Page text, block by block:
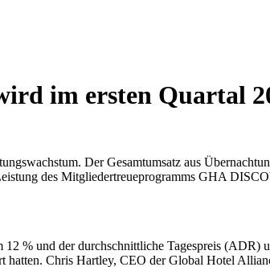
im ersten Quartal
Der Gesamtumsatz aus
des Mitgliedertreueprogramms GHA
% und der durchschnittliche Tagespreis (ADR)
Chris Hartley, CEO der Global Hotel